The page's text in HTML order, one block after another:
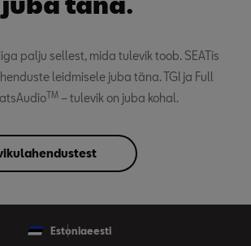
palju sellest, mida tulevik toob. SEATis
leidmisele juba täna. TGI ja Full
TM – tulevik on juba kohal.
Estoniaeesti